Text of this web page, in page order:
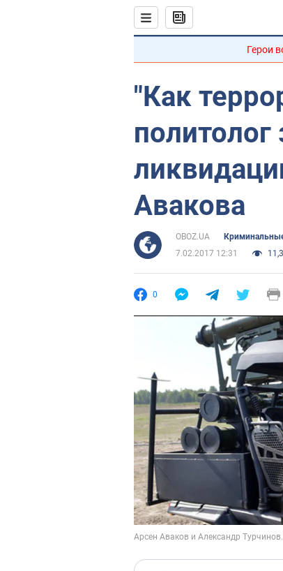
Герои
"Как
политолог
Авакова
OBOZ.UA
7.02.2017 12:31
0